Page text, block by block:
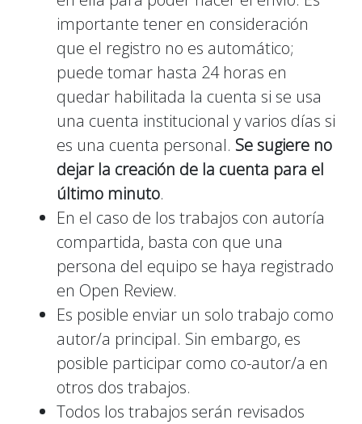
importante tener en consideración
que el registro no es automático;
puede tomar hasta 24 horas en
quedar habilitada la cuenta si se usa
una cuenta institucional y varios días si
es una cuenta personal. Se sugiere no
dejar la creación de la cuenta para el
último minuto.
En el caso de los trabajos con autoría
compartida, basta con que una
persona del equipo se haya registrado
en Open Review.
Es posible enviar un solo trabajo como
autor/a principal. Sin embargo, es
posible participar como co-autor/a en
otros dos trabajos.
Todos los trabajos serán revisados